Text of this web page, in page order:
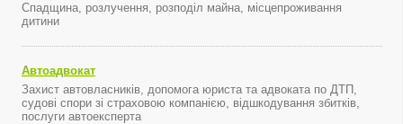
Спадщина, розлучення, розподіл майна, місцепроживання
дитини
Автоадвокат
Захист автовласників, допомога юриста та адвоката по ДТП,
судові спори зі страховою компанією, відшкодування збитків,
послуги автоексперта